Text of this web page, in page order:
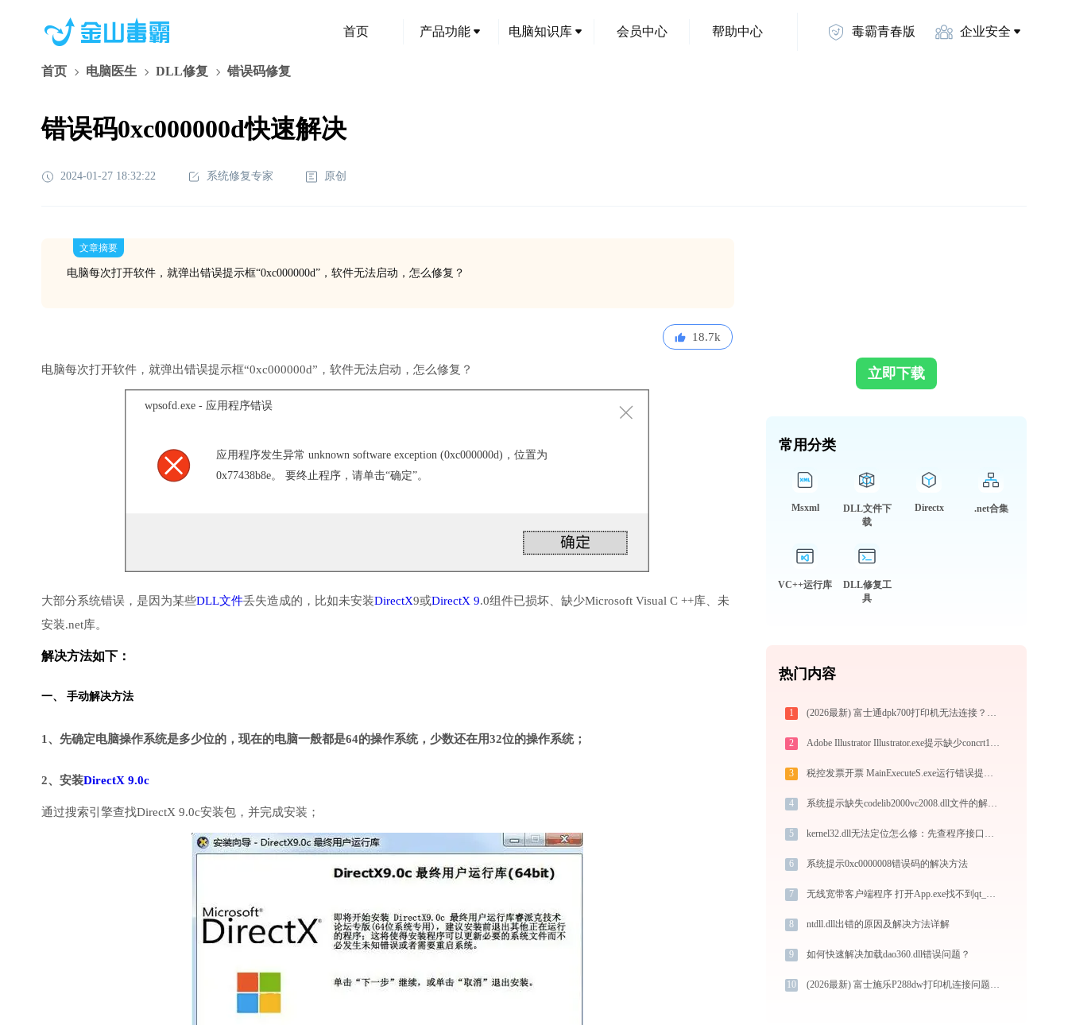
首页 产品功能 电脑知识库 会员中心 帮助中心 毒霸青春版 企业安全
首页 电脑医生 DLL修复 错误码修复
错误码0xc000000d快速解决
2024-01-27 18:32:22 系统修复专家 原创
文章摘要
电脑每次打开软件，就弹出错误提示框“0xc000000d”，软件无法启动，怎么修复？
18.7k
电脑每次打开软件，就弹出错误提示框“0xc000000d”，软件无法启动，怎么修复？
wpsofd.exe - 应用程序错误
应用程序发生异常 unknown software exception (0xc000000d)，位置为
0x77438b8e。 要终止程序，请单击“确定”。
大部分系统错误，是因为某些DLL文件丢失造成的，比如未安装DirectX9或DirectX 9.0组件已损坏、缺少Microsoft Visual C ++库、未
安装.net库。
解决方法如下：
一、 手动解决方法
1、先确定电脑操作系统是多少位的，现在的电脑一般都是64的操作系统，少数还在用32位的操作系统；
2、安装DirectX 9.0c
通过搜索引擎查找DirectX 9.0c安装包，并完成安装；
立即下载
常用分类
Msxml
DLL文件下
载
Directx .net合集
VC++运行库
DLL修复工
具
热门内容
1 (2026最新) 富士通dpk700打印机无法连接？教你解决方法！-金山毒霸
2 Adobe Illustrator Illustrator.exe提示缺少concrt140.dll文件的解决办法
3 税控发票开票 MainExecuteS.exe运行错误提示0xc000000d的解决办法
4 系统提示缺失codelib2000vc2008.dll文件的解决方法
5 kernel32.dll无法定位怎么修：先查程序接口版本与兼容模式，别直接替换系统文件
6 系统提示0xc0000008错误码的解决方法
7 无线宽带客户端程序 打开App.exe找不到qt_ui_framework.dll怎么办
8 ntdll.dll出错的原因及解决方法详解
9 如何快速解决加载dao360.dll错误问题？
10 (2026最新) 富士施乐P288dw打印机连接问题如何解决？-金山毒霸